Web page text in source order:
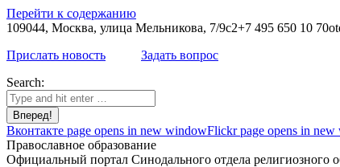
Перейти к содержанию
109044, Москва, улица Мельникова, 7/9с2+7 495 650 10 70
Прислать новость
Задать вопрос
Search:
Вконтакте page opens in new windowFlickr page opens in
Православное образование
Официальный портал Синодального отдела религиозного